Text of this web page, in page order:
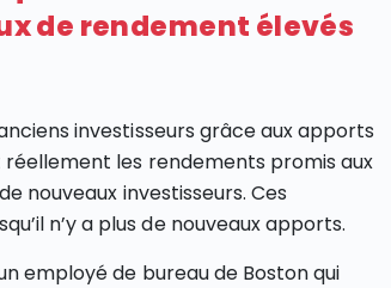
de rendement élevés
investisseurs grâce aux apports
les rendements promis aux
nouveaux investisseurs. Ces
n’y a plus de nouveaux apports.
employé de bureau de Boston qui